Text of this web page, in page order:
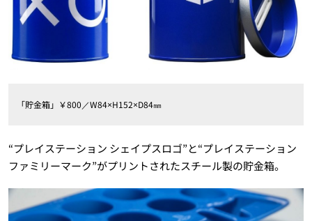
「貯金箱」￥800／W84×H152×D84㎜
“プレイステーション シェイプスロゴ”と“プレイステーション
ファミリーマーク”がプリントされたスチール製の貯金箱。